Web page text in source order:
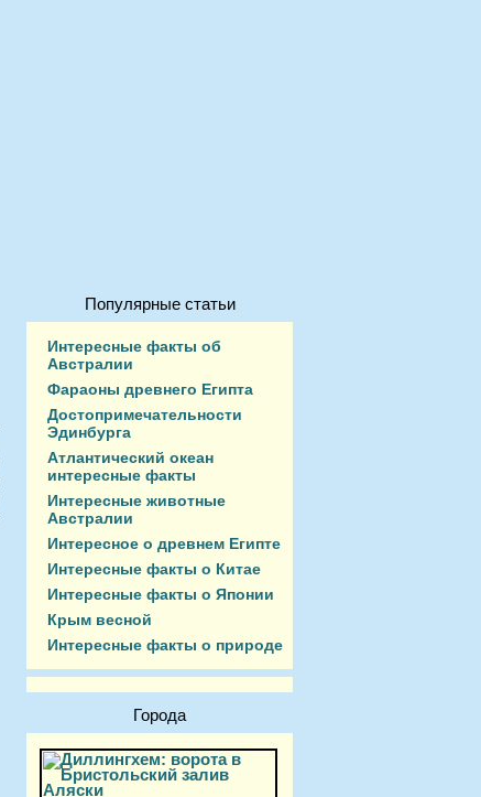
Популярные статьи
Интересные факты об
Австралии
Фараоны древнего Египта
Достопримечательности
Эдинбурга
Атлантический океан
интересные факты
Интересные животные
Австралии
Интересное о древнем Египте
Интересные факты о Китае
Интересные факты о Японии
Крым весной
Интересные факты о природе
Города